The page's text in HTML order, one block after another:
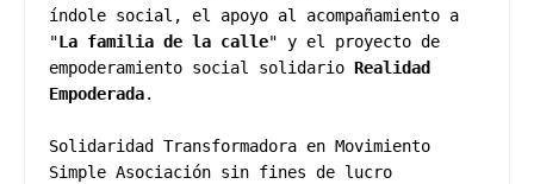
índole social, el apoyo al acompañamiento a
"La familia de la calle" y el proyecto de
empoderamiento social solidario Realidad
Empoderada.
Solidaridad Transformadora en Movimiento
Simple Asociación sin fines de lucro